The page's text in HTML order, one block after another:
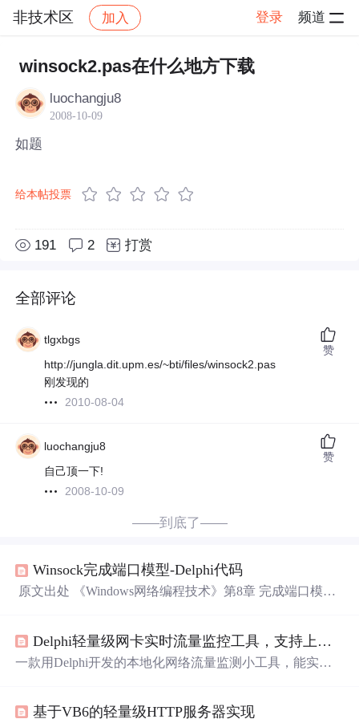
非技术区 加入 登录 频道
社区 非技术区 帖子详情
winsock2.pas在什么地方下载
luochangju8
2008-10-09
如题
给本帖投票
191 2 打赏
全部评论
tlgxbgs
http://jungla.dit.upm.es/~bti/files/winsock2.pas
刚发现的
2010-08-04
赞
luochangju8
自己顶一下!
2008-10-09
赞
——到底了——
Winsock完成端口模型-Delphi代码
原文出处 《Windows网络编程技术》第8章 完成端口模
t.upm.es/~bti/files/winsock2.pasprogram CompletionI
O; {$AP
Delphi轻量级网卡实时流量监控工具，支持上传
一款用Delphi开发的本地化网络流量监测小工具，能实时
外部DLL，纯Pas单元封装了Winsock2、Pdh性能计数器
基于VB6的轻量级HTTP服务器实现